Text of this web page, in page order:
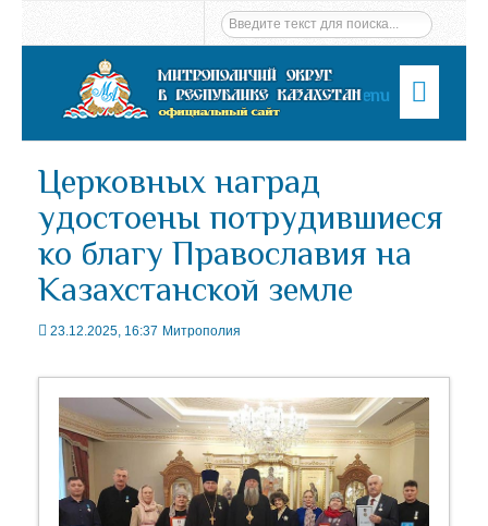
Menu
Церковных наград
удостоены потрудившиеся
ко благу Православия на
Казахстанской земле
23.12.2025, 16:37 Митрополия